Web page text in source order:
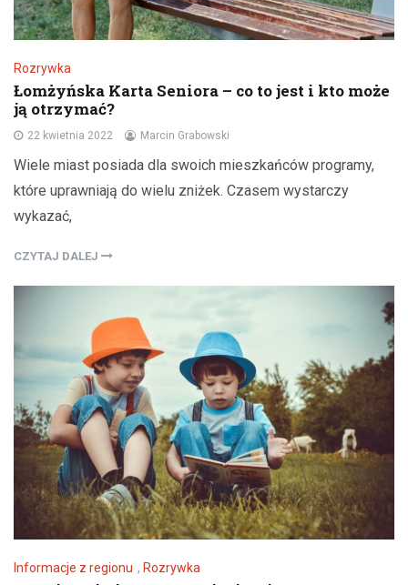
Rozrywka
Łomżyńska Karta Seniora – co to jest i kto może
ją otrzymać?
22 kwietnia 2022 Marcin Grabowski
Wiele miast posiada dla swoich mieszkańców programy,
które uprawniają do wielu zniżek. Czasem wystarczy
wykazać,
CZYTAJ DALEJ
Informacje z regionu , Rozrywka